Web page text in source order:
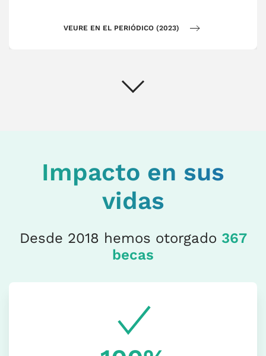
VEURE EN EL PERIÓDICO (2023)
Impacto en sus
vidas
Desde 2018 hemos otorgado 367
becas